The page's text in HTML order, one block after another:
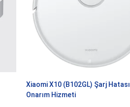
Xiaomi X10 (B102GL) Şarj Hatası
Onarım Hizmeti